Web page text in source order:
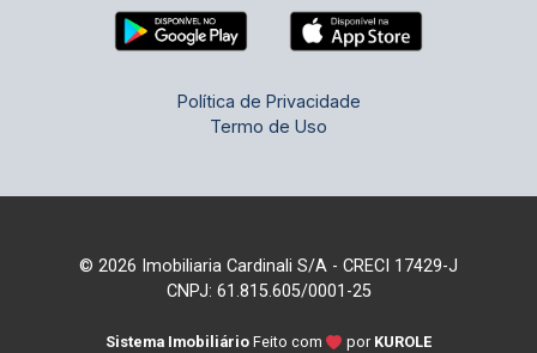
Política de Privacidade
Termo de Uso
© 2026 Imobiliaria Cardinali S/A - CRECI 17429-J
CNPJ: 61.815.605/0001-25
Sistema Imobiliário Feito com por KUROLE